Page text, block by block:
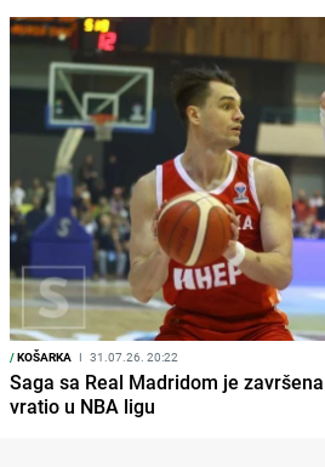
/KOŠARKA I 31.07.26. 20:22
Saga sa Real Madridom je
vratio u NBA ligu